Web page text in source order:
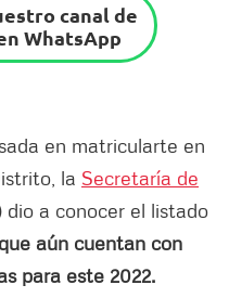
canal de
WhatsApp
en matricularte en
la Secretaría de
dio a conocer el listado
aún cuentan con
para este 2022.